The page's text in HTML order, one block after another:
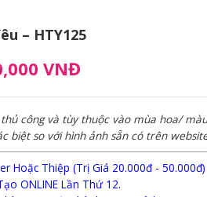
– HTY125
VNĐ
công và tùy thuộc vào mùa hoa/
biệt so với hình ảnh sẵn có trên
Hoặc Thiệp (Trị Giá 20.000đ -
ONLINE Lần Thứ 12.